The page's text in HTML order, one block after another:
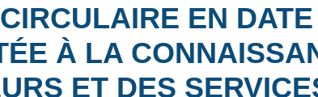
EN
À LA
ET DES